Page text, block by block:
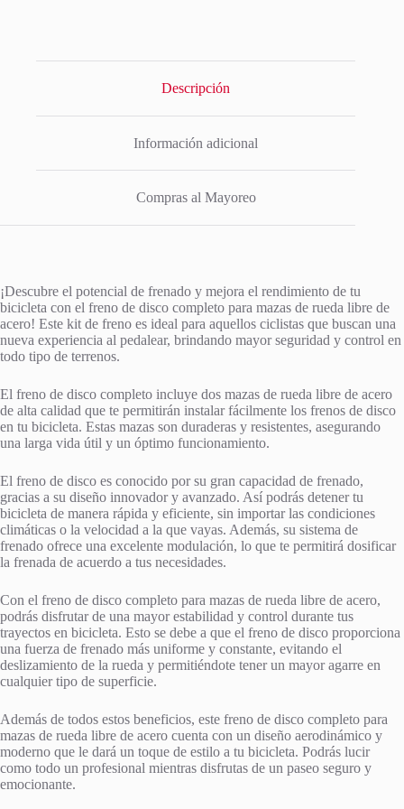
Descripción
Información adicional
Compras al Mayoreo
¡Descubre el potencial de frenado y mejora el rendimiento de tu
bicicleta con el freno de disco completo para mazas de rueda libre de
acero! Este kit de freno es ideal para aquellos ciclistas que buscan una
nueva experiencia al pedalear, brindando mayor seguridad y control en
todo tipo de terrenos.
El freno de disco completo incluye dos mazas de rueda libre de acero
de alta calidad que te permitirán instalar fácilmente los frenos de disco
en tu bicicleta. Estas mazas son duraderas y resistentes, asegurando
una larga vida útil y un óptimo funcionamiento.
El freno de disco es conocido por su gran capacidad de frenado,
gracias a su diseño innovador y avanzado. Así podrás detener tu
bicicleta de manera rápida y eficiente, sin importar las condiciones
climáticas o la velocidad a la que vayas. Además, su sistema de
frenado ofrece una excelente modulación, lo que te permitirá dosificar
la frenada de acuerdo a tus necesidades.
Con el freno de disco completo para mazas de rueda libre de acero,
podrás disfrutar de una mayor estabilidad y control durante tus
trayectos en bicicleta. Esto se debe a que el freno de disco proporciona
una fuerza de frenado más uniforme y constante, evitando el
deslizamiento de la rueda y permitiéndote tener un mayor agarre en
cualquier tipo de superficie.
Además de todos estos beneficios, este freno de disco completo para
mazas de rueda libre de acero cuenta con un diseño aerodinámico y
moderno que le dará un toque de estilo a tu bicicleta. Podrás lucir
como todo un profesional mientras disfrutas de un paseo seguro y
emocionante.